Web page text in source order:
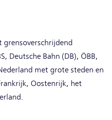
Deutsche Bahn (DB), ÖBB,
met grote steden en
Oostenrijk, het